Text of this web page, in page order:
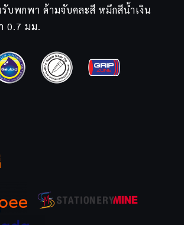
บพกพา ด้ามจับคละสี หมึกสีน้ำเงิน
0.7 มม.